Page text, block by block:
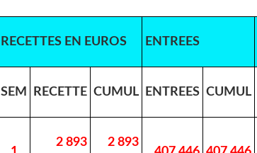
RECETTES EN EUROS ENTREES
SEM RECETTE CUMUL ENTREES CUMUL
2 893
2 893